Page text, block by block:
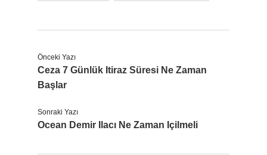
Önceki Yazı
Ceza 7 Günlük Itiraz Süresi Ne Zaman
Başlar
Sonraki Yazı
Ocean Demir Ilacı Ne Zaman Içilmeli